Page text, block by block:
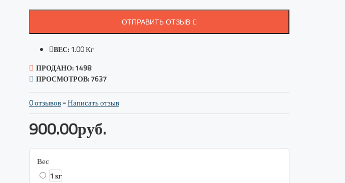
ОТПРАВИТЬ ОТЗЫВ
ВЕС: 1.00 Кг
ПРОДАНО: 1498
ПРОСМОТРОВ: 7637
0 отзывов-Написать отзыв
900.00руб.
Вес
1 кг